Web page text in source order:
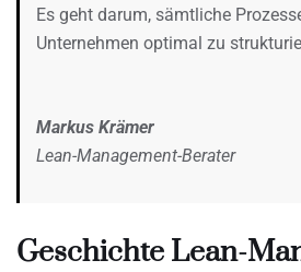
Es geht darum, sämtliche
Unternehmen optimal zu
Markus Krämer
Lean-Management-Berater
Geschichte Lean-